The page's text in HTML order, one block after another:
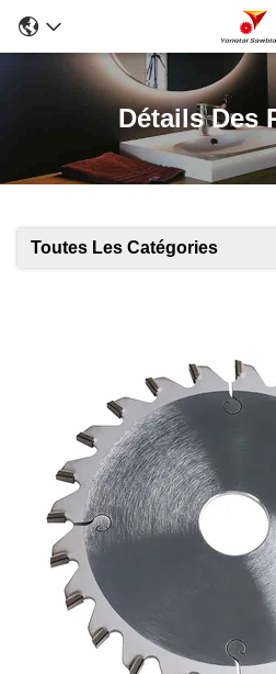
Détails Des
Toutes Les Catégories